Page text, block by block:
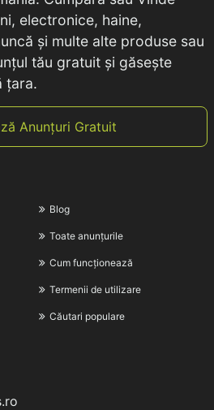
electronice, haine,
și multe alte produse sau
tău gratuit și găsește
țara.
Anunțuri Gratuit
Blog
Toate anunțurile
Cum funcționează
Termenii de utilizare
Căutari populare